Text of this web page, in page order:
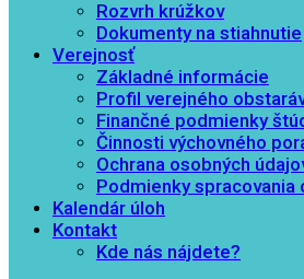
Rozvrh krúžkov
Dokumenty na stiahnutie
Verejnosť
Základné informácie
Profil verejného
Finančné podmienky
Činnosti výchovného
Ochrana osobných
Podmienky spracovania
Kalendár úloh
Kontakt
Kde nás nájdete?